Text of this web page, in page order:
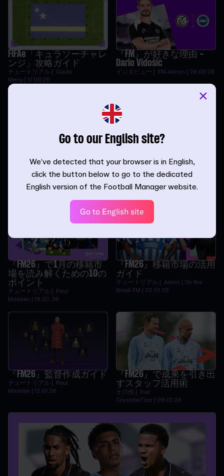
FIFAe「キュラソーチャレ
ンジ」攻略ガイド
チュートリアル | Guido
Merry | 17.06.26
『FM』が好きな理由 -
Dario Vidošić
インタビュー | FM Admin | 28.05.26
作るには
チュートリアル |
を制するための10のポイ
ント
Madden | 30.03.26
『FM26』で1月の移籍市
場を読み解くための10の
ポイント
チュートリアル | Paul
Madden | 19.03.26
『FM26』移籍市場の活用
ガイド
チュートリアル | Adam | On the
Break FM | 23.01.26
『FM26』監督作成ガイド
チュートリアル | Paul
Madden | 12.01.26
『FM26』で成果を引き出
すスタッフ活用術
その他 | Ihor
CrusaderTsar | 09.01.26
Go to our English site?
We’ve detected that your browser is in English,
click the button below to go to the dedicated
English version of the Football Manager website.
Go to English site
×